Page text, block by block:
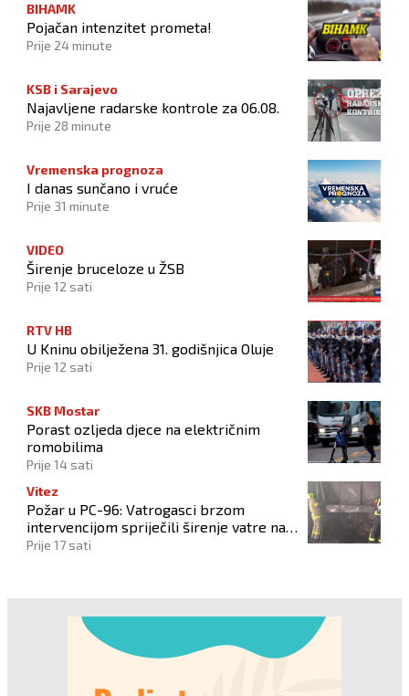
BIHAMK
Pojačan intenzitet prometa!
Prije 24 minute
KSB i Sarajevo
Najavljene radarske kontrole za 06.08.
Prije 28 minute
Vremenska prognoza
I danas sunčano i vruće
Prije 31 minute
VIDEO
Širenje bruceloze u ŽSB
Prije 12 sati
RTV HB
U Kninu obilježena 31. godišnjica Oluje
Prije 12 sati
SKB Mostar
Porast ozljeda djece na električnim
romobilima
Prije 14 sati
Vitez
Požar u PC-96: Vatrogasci brzom
intervencijom spriječili širenje vatre na
okolne objekte
Prije 17 sati